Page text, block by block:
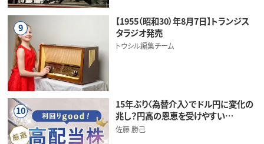
9
【1955（昭和30）年8月7日】トランジス
タラジオ発売
トウシル編集チーム
10
15年ぶり〈為替介入〉でドル円に変化の
兆し？円高の恩恵を受けやすい…
佐藤 勝己